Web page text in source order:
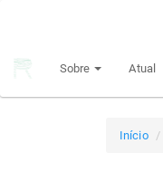
principal
Sobre Atual
Início